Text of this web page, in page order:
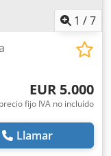
1 /7
EUR 5.000
precio fijo IVA no incluído
Llamar